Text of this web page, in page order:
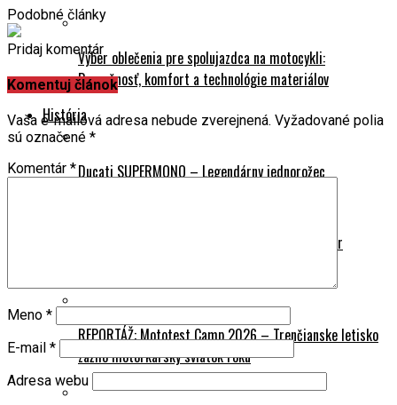
Výber oblečenia pre spolujazdca na motocykli:
Bezpečnosť, komfort a technológie materiálov
História
Ducati SUPERMONO – Legendárny jednorožec
Indian Powerplus 1916 – nezastaviteľný rekordér
REPORTÁŽ: Mototest Camp 2026 – Trenčianske letisko
zažilo motorkársky sviatok roku
Podobné články
Pridaj komentár
Komentuj článok
Vaša e-mailová adresa nebude zverejnená. Vyžadované polia
sú označené *
Komentár *
Meno *
E-mail *
Adresa webu